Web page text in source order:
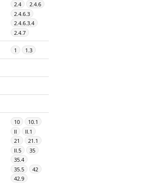
2.4
2.4.6
2.4.6.3
2.4.6.3.4
2.4.7
1 1.3
10
10.1
II
II.1
21
21.1
II.5
35
35.4
35.5
42
42.9